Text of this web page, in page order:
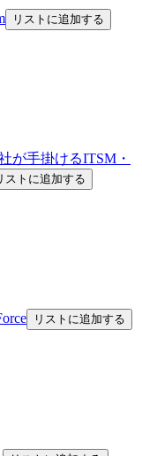
リストに追加する
が手掛けるITSM・
ストに追加する
リストに追加する